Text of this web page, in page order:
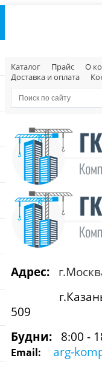
Каталог Прайс О
Доставка и оплата
Адрес:
509
Будни:
8:00 -
Email: arg-